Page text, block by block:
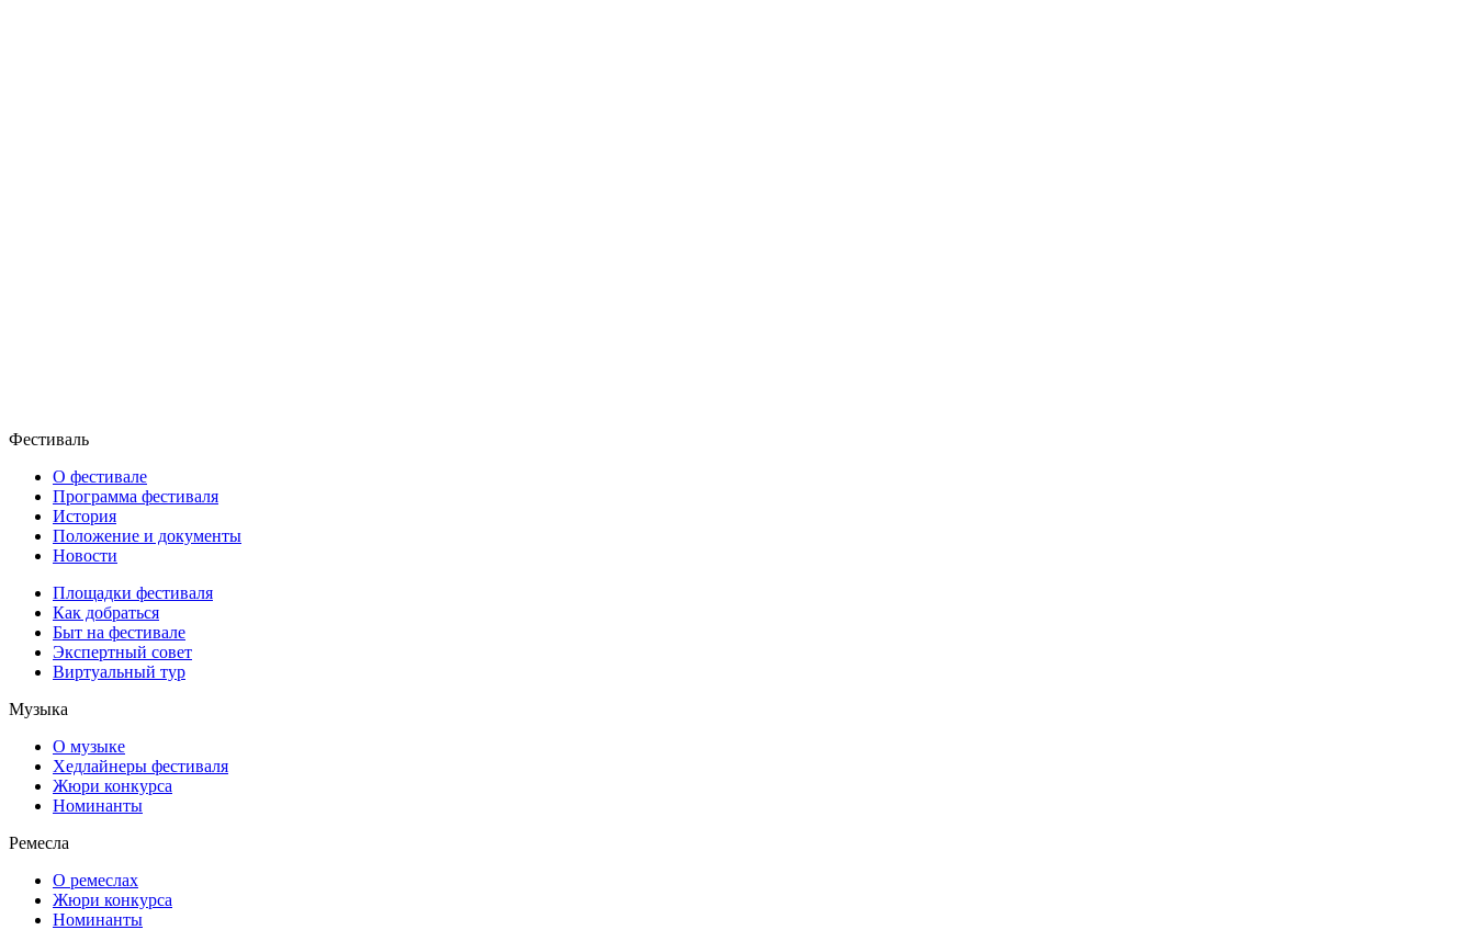
Фестиваль
О фестивале
Программа фестиваля
История
Положение и документы
Новости
Площадки фестиваля
Как добраться
Быт на фестивале
Экспертный совет
Виртуальный тур
Музыка
О музыке
Хедлайнеры фестиваля
Жюри конкурса
Номинанты
Ремесла
О ремеслах
Жюри конкурса
Номинанты